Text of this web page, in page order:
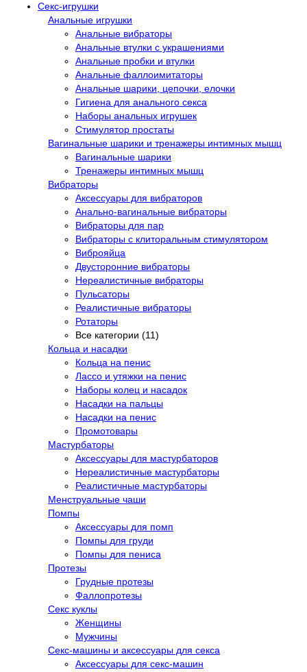
Секс-игрушки
Анальные игрушки
Анальные вибраторы
Анальные втулки с украшениями
Анальные пробки и втулки
Анальные фаллоимитаторы
Анальные шарики, цепочки, елочки
Гигиена для анального секса
Наборы анальных игрушек
Стимулятор простаты
Вагинальные шарики и тренажеры интимных мышц
Вагинальные шарики
Тренажеры интимных мышц
Вибраторы
Аксессуары для вибраторов
Анально-вагинальные вибраторы
Вибраторы для пар
Вибраторы с клиторальным стимулятором
Виброяйца
Двусторонние вибраторы
Нереалистичные вибраторы
Пульсаторы
Реалистичные вибраторы
Ротаторы
Все категории (11)
Кольца и насадки
Кольца на пенис
Лассо и утяжки на пенис
Наборы колец и насадок
Насадки на пальцы
Насадки на пенис
Промотовары
Мастурбаторы
Аксессуары для мастурбаторов
Нереалистичные мастурбаторы
Реалистичные мастурбаторы
Менструальные чаши
Помпы
Аксессуары для помп
Помпы для груди
Помпы для пениса
Протезы
Грудные протезы
Фаллопротезы
Секс куклы
Женщины
Мужчины
Секс-машины и аксессуары для секса
Аксессуары для секс-машин